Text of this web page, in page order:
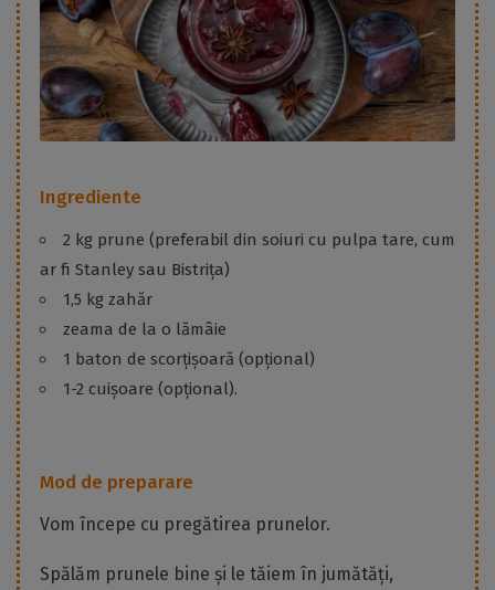
Ingrediente
2 kg prune (preferabil din soiuri cu pulpa tare, cum
ar fi Stanley sau Bistrița)
1,5 kg zahăr
zeama de la o lămâie
1 baton de scorțișoară (opțional)
1-2 cuișoare (opțional).
Mod de preparare
Vom începe cu pregătirea prunelor.
Spălăm prunele bine și le tăiem în jumătăți,